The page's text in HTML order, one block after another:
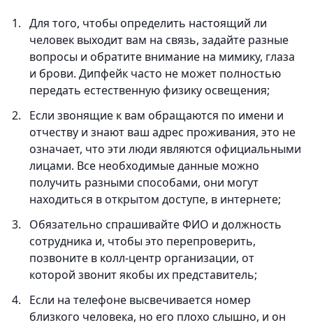
Для того, чтобы определить настоящий ли
человек выходит вам на связь, задайте разные
вопросы и обратите внимание на мимику, глаза
и брови. Дипфейк часто не может полностью
передать естественную физику освещения;
Если звонящие к вам обращаются по имени и
отчеству и знают ваш адрес проживания, это не
означает, что эти люди являются официальными
лицами. Все необходимые данные можно
получить разными способами, они могут
находиться в открытом доступе, в интернете;
Обязательно спрашивайте ФИО и должность
сотрудника и, чтобы это перепроверить,
позвоните в колл-центр организации, от
которой звонит якобы их представитель;
Если на телефоне высвечивается номер
близкого человека, но его плохо слышно, и он